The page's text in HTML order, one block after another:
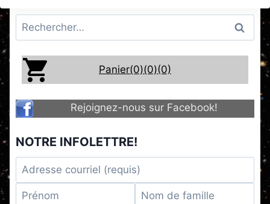
Rechercher :
Panier(0)(0)(0)
Rejoignez-nous sur Facebook!
NOTRE INFOLETTRE!